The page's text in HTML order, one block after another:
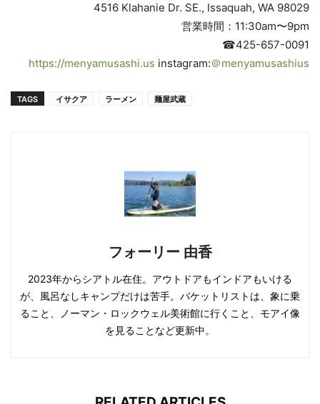
4516 Klahanie Dr. SE., Issaquah, WA 98029
営業時間：11:30am〜9pm
☎︎425-657-0091
https://menyamusashi.us instagram:＠menyamusashius
TAGS イサクア ラーメン 麺屋武蔵
フォーリー 由香
2023年からシアトル在住。アウトドアもインドアもいける
が、風呂なしキャンプだけは苦手。バケットリストは、象に乗
ること、ノーマン・ロックウェル美術館に行くこと、モアイ像
を見ることなど更新中。